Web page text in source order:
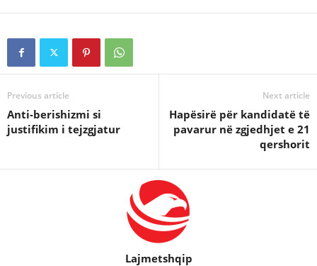
Previous article
Anti-berishizmi si
justifikim i tejzgjatur
Next article
Hapësirë për kandidatë të
pavarur në zgjedhjet e 21
qershorit
Lajmetshqip